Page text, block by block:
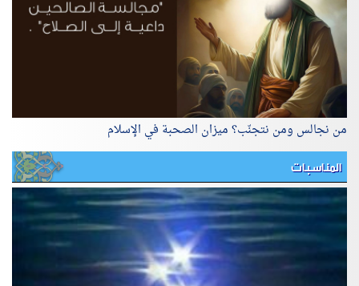
من نجالس ومن نتجنّب؟ ميزان الصحبة في الإسلام
المناسبات